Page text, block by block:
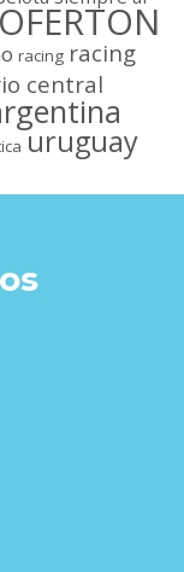
OFERTON
racing racing
central
uruguay